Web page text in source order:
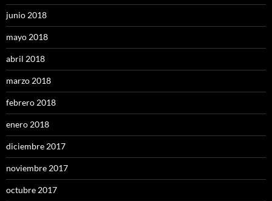
junio 2018
mayo 2018
abril 2018
marzo 2018
febrero 2018
enero 2018
diciembre 2017
noviembre 2017
octubre 2017